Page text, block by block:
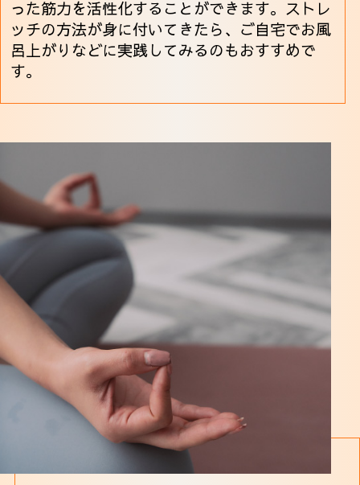
った筋力を活性化することができます。ストレ
ッチの方法が身に付いてきたら、ご自宅でお風
呂上がりなどに実践してみるのもおすすめで
す。